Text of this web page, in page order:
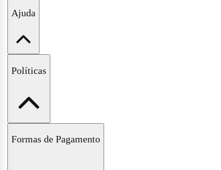
Minha Conta
Wishlist
Ajuda
Fale Conosco
Políticas
Políticas de Trocas e Devoluções
Formas de Pagamento